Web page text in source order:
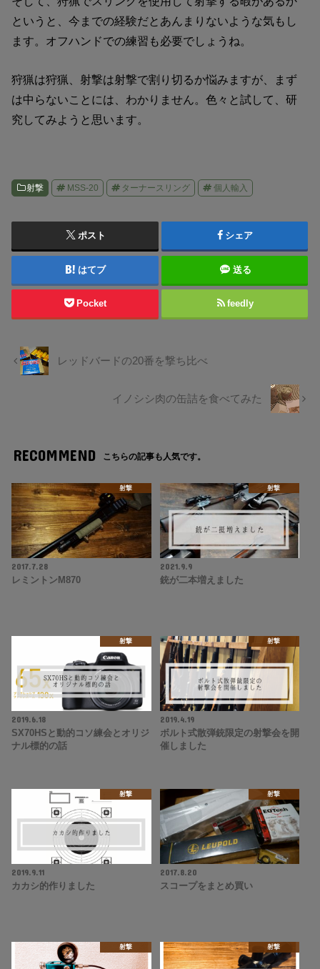
というと、今までの経験だとあんまりないような気もし
ます。オフハンドでの練習も必要でしょうね。
狩猟は狩猟、射撃は射撃で割り切るか悩みますが、まず
は中らないことには、わかりません。色々と試して、研
究してみようと思います。
射撃 MSS-20 ターナースリング 個人輸入
ポスト シェア
はてブ 送る
Pocket feedly
レッドバードの20番を撃ち比べ
イノシシ肉の缶詰を食べてみた
RECOMMEND こちらの記事も人気です。
射撃
2017.7.28
レミントンM870
射撃
2021.9.9
銃が二本増えました
射撃
2019.6.18
SX70HSと動的コソ練会とオリジ
ナル標的の話
射撃
2019.4.19
ボルト式散弾銃限定の射撃会を開
催しました
射撃
2019.9.11
カカシ的作りました
射撃
2017.8.20
スコープをまとめ買い
射撃 射撃